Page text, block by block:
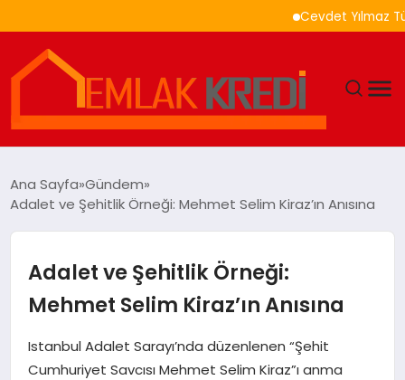
Cevdet Yılmaz
EKONOMI
DÜNYA
EĞITIM
MAGAZIN
Ana Sayfa Gündem
Adalet ve Şehitlik Örneği: Mehmet Selim Kiraz’ın Anısına
Adalet ve Şehitlik Örneği:
Mehmet Selim Kiraz’ın Anısına
Istanbul Adalet Sarayı’nda düzenlenen “Şehit
Cumhuriyet Savcısı Mehmet Selim Kiraz”ı anma